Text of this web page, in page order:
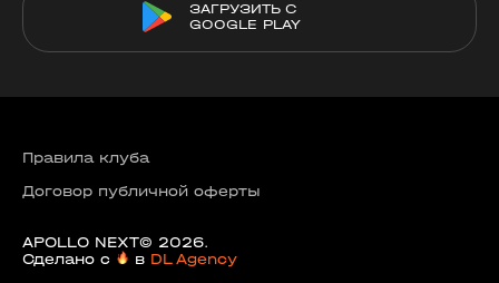
ЗАГРУЗИТЬ С
GOOGLE PLAY
Правила клуба
Договор публичной оферты
APOLLO NEXT© 2026.
Сделано с
в DL Agency